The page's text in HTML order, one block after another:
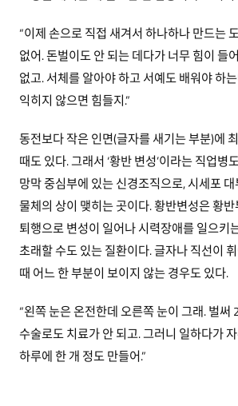
“이제 손으로 직접 새겨서 하나하나 만드는
없어. 돈벌이도 안 되는 데다가 너무 힘이 들
없고. 서체를 알아야 하고 서예도 배워야 하
익히지 않으면 힘들지.”
동전보다 작은 인면(글자를 새기는 부분)에
때도 있다. 그래서 ‘황반 변성’이라는 직업병
망막 중심부에 있는 신경조직으로, 시세포
물체의 상이 맺히는 곳이다. 황반변성은 황
퇴행으로 변성이 일어나 시력장애를 일으키
초래할 수도 있는 질환이다. 글자나 직선이
때 어느 한 부분이 보이지 않는 경우도 있다.
“왼쪽 눈은 온전한데 오른쪽 눈이 그래. 벌써
수술로도 치료가 안 되고. 그러니 일하다가
하루에 한 개 정도 만들어.”